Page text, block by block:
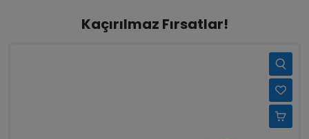
Kaçırılmaz Fırsatlar!